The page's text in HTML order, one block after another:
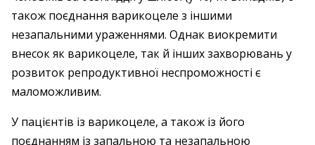
також поєднання варикоцеле з іншими
незапальними ураженнями. Однак виокремити
внесок як варикоцеле, так й інших захворювань у
розвиток репродуктивної неспроможності є
маломожливим.
У пацієнтів із варикоцеле, а також із його
поєднанням із запальною та незапальною